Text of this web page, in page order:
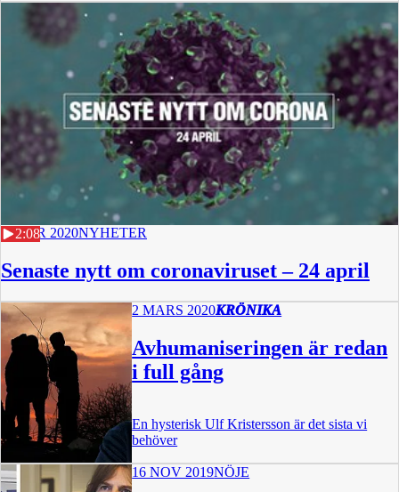
2:08
24 APR 2020NYHETER
Senaste nytt om coronaviruset – 24 april
2 MARS 2020KRÖNIKA
Avhumaniseringen är redan
i full gång
En hysterisk Ulf Kristersson är det sista vi
behöver
16 NOV 2019NÖJE